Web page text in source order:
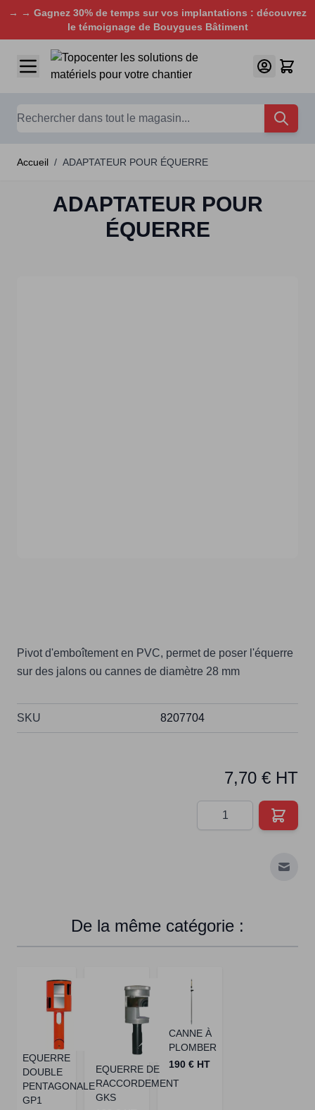
→ → Gagnez 30% de temps sur vos implantations : découvrez
le témoignage de Bouygues Bâtiment
Aller au contenu
Chercher
Accueil / ADAPTATEUR POUR ÉQUERRE
ADAPTATEUR POUR
ÉQUERRE
Pivot d'emboîtement en PVC, permet de poser l'équerre
sur des jalons ou cannes de diamètre 28 mm
SKU 8207704
7,70 € HT
Quantité
De la même catégorie :
EQUERRE
DOUBLE
PENTAGONALE
GP1
EQUERRE DE
RACCORDEMENT
GKS
CANNE À
PLOMBER
190 € HT